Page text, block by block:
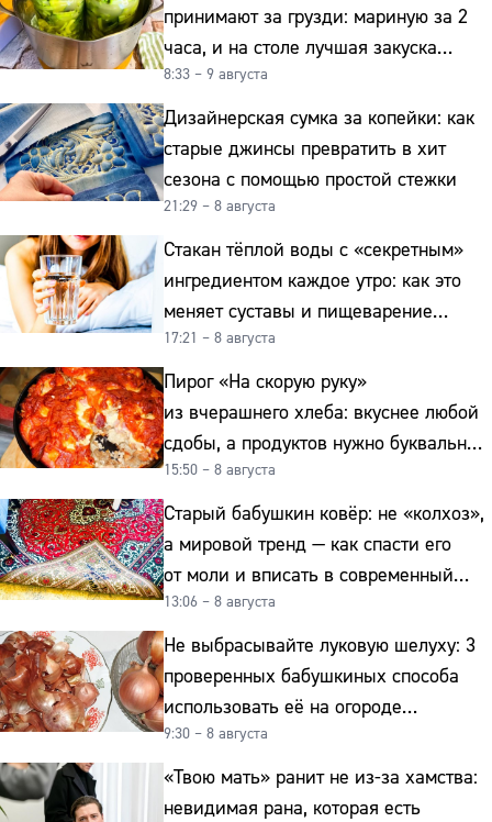
принимают за грузди: мариную за 2
часа, и на столе лучшая закуска
к картошке
8:33 – 9 августа
Дизайнерская сумка за копейки: как
старые джинсы превратить в хит
сезона с помощью простой стежки
21:29 – 8 августа
Стакан тёплой воды с «секретным»
ингредиентом каждое утро: как это
меняет суставы и пищеварение
после 50
17:21 – 8 августа
Пирог «На скорую руку»
из вчерашнего хлеба: вкуснее любой
сдобы, а продуктов нужно буквально
копейки
15:50 – 8 августа
Старый бабушкин ковёр: не «колхоз»,
а мировой тренд — как спасти его
от моли и вписать в современный
интерьер
13:06 – 8 августа
Не выбрасывайте луковую шелуху: 3
проверенных бабушкиных способа
использовать её на огороде
и для здоровья этой зимой
9:30 – 8 августа
«Твою мать» ранит не из-за хамства:
невидимая рана, которая есть